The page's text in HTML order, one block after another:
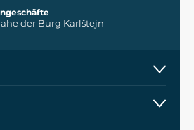
der Burg Karlštejn